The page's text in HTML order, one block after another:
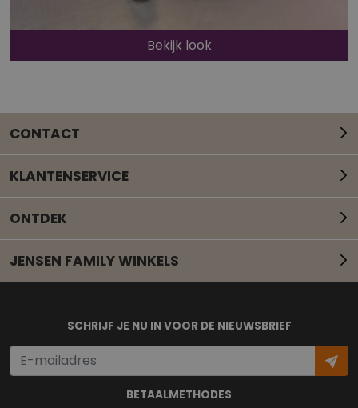
Bekijk look
CONTACT
Mail onze klantenservice
KLANTENSERVICE
ONTDEK
JENSEN FAMILY WINKELS
BETAALMETHODES
SCHRIJF JE NU IN VOOR DE NIEUWSBRIEF